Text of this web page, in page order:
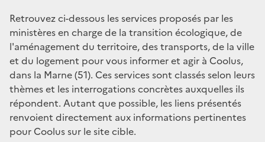
Retrouvez ci-dessous les services proposés par les
ministères en charge de la transition écologique, de
l'aménagement du territoire, des transports, de la ville
et du logement pour vous informer et agir à Coolus,
dans la Marne (51). Ces services sont classés selon leurs
thèmes et les interrogations concrètes auxquelles ils
répondent. Autant que possible, les liens présentés
renvoient directement aux informations pertinentes
pour Coolus sur le site cible.